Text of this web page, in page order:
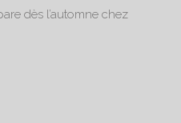
dès l’automne chez